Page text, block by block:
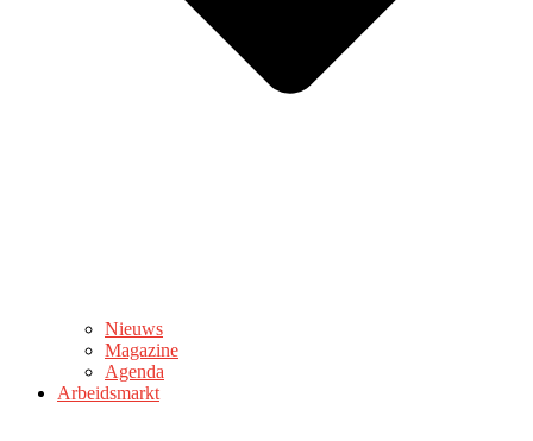
Nieuws
Magazine
Agenda
Arbeidsmarkt